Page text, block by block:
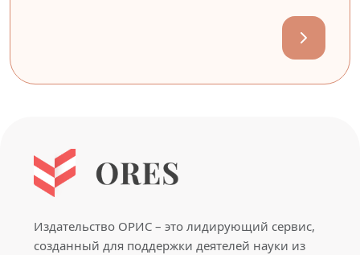
Издательство ОРИС – это лидирующий сервис,
созданный для поддержки деятелей науки из